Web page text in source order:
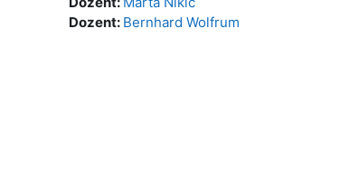
Dozent: Bernhard Wolfrum